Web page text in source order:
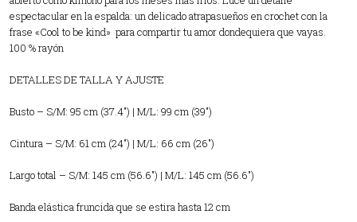
espectacular en la espalda: un delicado atrapasueños en crochet con la
frase «Cool to be kind» para compartir tu amor dondequiera que vayas.
100 % rayón
DETALLES DE TALLA Y AJUSTE
Busto – S/M: 95 cm (37.4″) | M/L: 99 cm (39″)
Cintura – S/M: 61 cm (24″) | M/L: 66 cm (26″)
Largo total – S/M: 145 cm (56.6″) | M/L: 145 cm (56.6″)
Banda elástica fruncida que se estira hasta 12 cm